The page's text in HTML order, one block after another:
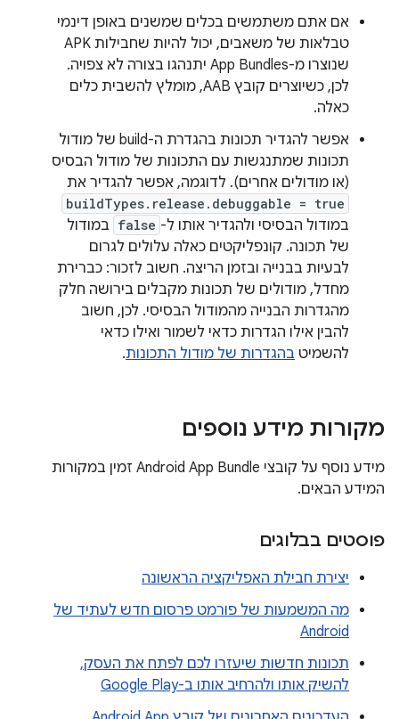
אם אתם משתמשים בכלים שמשנים באופן דינמי
טבלאות של משאבים, יכול להיות שחבילות APK
שנוצרו מ-App Bundles יתנהגו בצורה לא צפויה.
לכן, כשיוצרים קובץ AAB, מומלץ להשבית כלים
כאלה.
אפשר להגדיר תכונות בהגדרת ה-build של מודול
תכונות שמתנגשות עם התכונות של מודול הבסיס
(או מודולים אחרים). לדוגמה, אפשר להגדיר את
buildTypes.release.debuggable = true
במודול הבסיסי ולהגדיר אותו ל- false במודול
של תכונה. קונפליקטים כאלה עלולים לגרום
לבעיות בבנייה ובזמן הריצה. חשוב לזכור: כברירת
מחדל, מודולים של תכונות מקבלים בירושה חלק
מהגדרות הבנייה מהמודול הבסיסי. לכן, חשוב
להבין אילו הגדרות כדאי לשמור ואילו כדאי
להשמיט בהגדרות של מודול התכונות.
מקורות מידע נוספים
מידע נוסף על קובצי Android App Bundle זמין במקורות
המידע הבאים.
פוסטים בבלוגים
יצירת חבילת האפליקציה הראשונה
מה המשמעות של פורמט פרסום חדש לעתיד של
Android
תכונות חדשות שיעזרו לכם לפתח את העסק,
להשיק אותו ולהרחיב אותו ב-Google Play